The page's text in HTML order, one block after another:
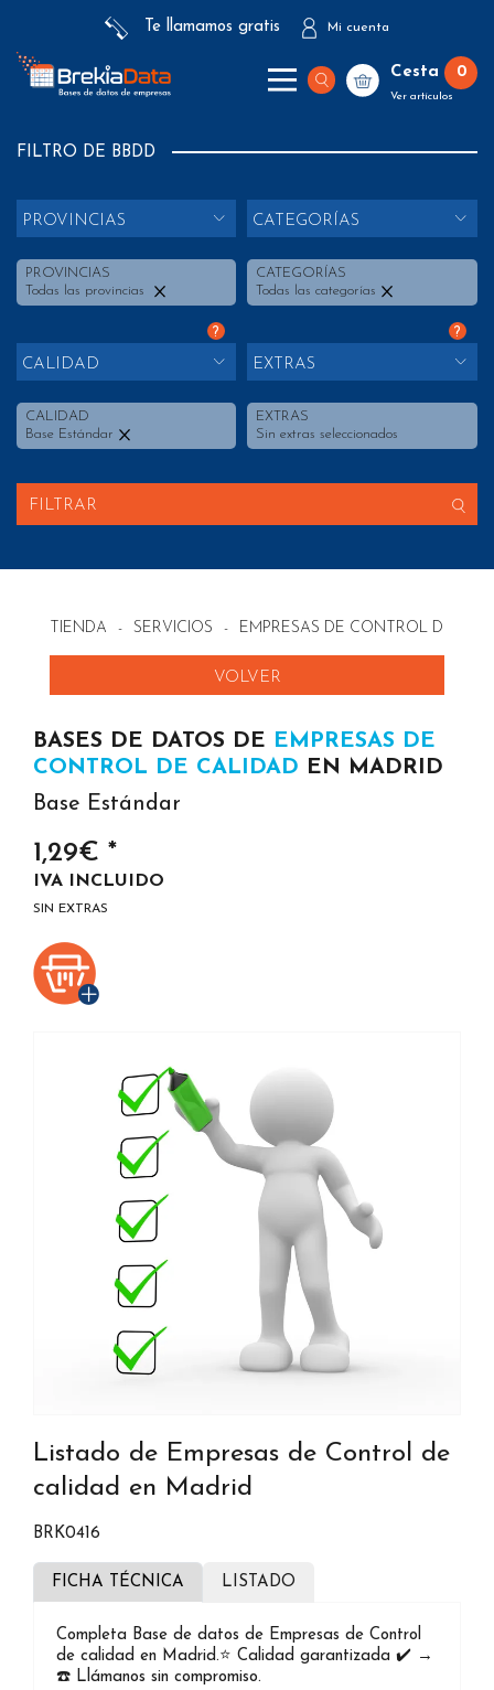
Te llamamos gratis Mi cuenta
Cesta 0
Ver artículos
FILTRO DE BBDD
PROVINCIAS
PROVINCIAS
Todas las provincias
CATEGORÍAS
CATEGORÍAS
Todas las categorías
?
CALIDAD
CALIDAD
Base Estándar
?
EXTRAS
EXTRAS
Sin extras seleccionados
FILTRAR
TIENDA - SERVICIOS - EMPRESAS DE CONTROL DE
VOLVER
BASES DE DATOS DE EMPRESAS DE
CONTROL DE CALIDAD EN MADRID
Base Estándar
1,29€ *
IVA INCLUIDO
SIN EXTRAS
Listado de Empresas de Control de
calidad en Madrid
BRK0416
FICHA TÉCNICA LISTADO
Completa Base de datos de Empresas de Control
de calidad en Madrid.⭐️ Calidad garantizada ✔️ →
☎️ Llámanos sin compromiso.